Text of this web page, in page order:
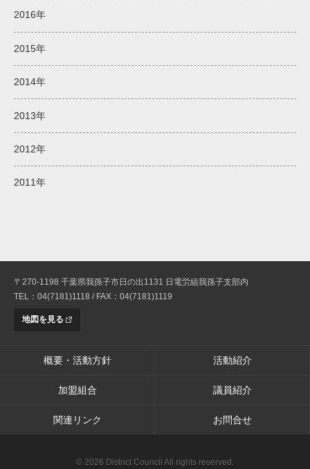
2016年
2015年
2014年
2013年
2012年
2011年
〒270-1198 千葉県我孫子市日の出1131 日電労組我孫子支部内
TEL：04(7181)1118 / FAX：04(7181)1119
地図を見る
概要・活動方針 活動紹介
加盟組合 議員紹介
関連リンク お問合せ
© 2026 District Council All rights reserved.